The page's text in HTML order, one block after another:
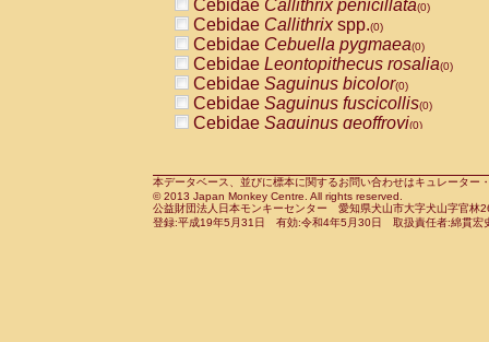
(0)
CercopithecidaeCercocebus agilis
CercopithecidaeCercocebus
CercopithecidaeCercocebus
CercopithecidaeCercocebus
CercopithecidaeCercocebus
CercopithecidaeCercocebushybrid
CercopithecidaePapio anubis(0)
CercopithecidaePapio cynocephalus
CercopithecidaePapio hamadryas(0)
Cebidae Callithrix penicillata(0)
Cebidae Callithrixspp.(0)
Cebidae Cebuella pygmaea(0)
Cebidae Leontopithecus rosalia(0)
Cebidae Saguinus bicolor(0)
Cebidae Saguinus fuscicollis(0)
Cebidae Saguinus geoffroyi(0)
CebidaeSaguinus leucopus(0)
CebidaeSaguinus midas(0)
Cebidae Saguinus mystax(0)
本データベース、並びに標本に関するお問い合わせはキュレータ
© 2013 Japan Monkey Centre. All rights reserved.
公益財団法人日本モンキーセンター 愛知県犬山市大字犬山字官
登録:平成19年5月31日 有効:令和4年5月30日 取扱責任者:綿貫宏